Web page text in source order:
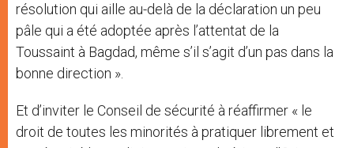
résolution qui aille au-delà de la déclaration un peu
pâle qui a été adoptée après l’attentat de la
Toussaint à Bagdad, même s’il s’agit d’un pas dans la
bonne direction ».
Et d’inviter le Conseil de sécurité à réaffirmer « le
droit de toutes les minorités à pratiquer librement et